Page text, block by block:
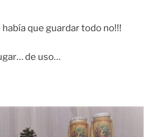
que guardar todo no!!!
de uso…